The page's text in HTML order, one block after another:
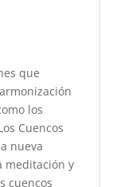
que
los
Cuencos
nueva
meditación y
cuencos